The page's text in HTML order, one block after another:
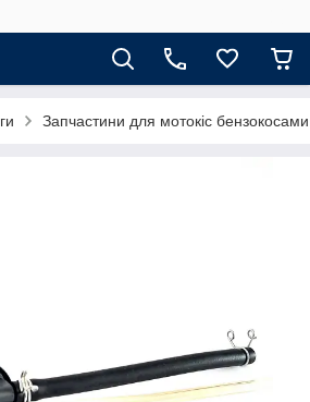
Запчастини для мотокіс бензокосами